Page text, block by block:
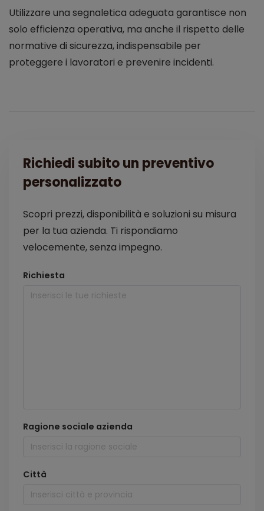
Utilizzare una segnaletica adeguata garantisce non
solo efficienza operativa, ma anche il rispetto delle
normative di sicurezza, indispensabile per
proteggere i lavoratori e prevenire incidenti.
Richiedi subito un preventivo
personalizzato
Scopri prezzi, disponibilità e soluzioni su misura
per la tua azienda. Ti rispondiamo
velocemente, senza impegno.
Richiesta
Ragione sociale azienda
Città